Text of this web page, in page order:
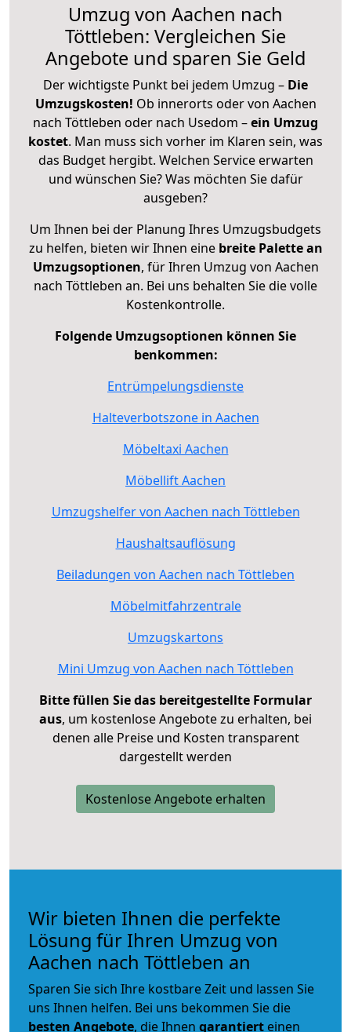
Umzug von Aachen nach
Töttleben: Vergleichen Sie
Angebote und sparen Sie Geld
Der wichtigste Punkt bei jedem Umzug – Die
Umzugskosten! Ob innerorts oder von Aachen
nach Töttleben oder nach Usedom –ein Umzug
kostet. Man muss sich vorher im Klaren sein, was
das Budget hergibt. Welchen Service erwarten
und wünschen Sie? Was möchten Sie dafür
ausgeben?
Um Ihnen bei der Planung Ihres Umzugsbudgets
zu helfen, bieten wir Ihnen eine breite Palette an
Umzugsoptionen, für Ihren Umzug von Aachen
nach Töttleben an. Bei uns behalten Sie die volle
Kostenkontrolle.
Folgende Umzugsoptionen können Sie
benkommen:
Entrümpelungsdienste
Halteverbotszone in Aachen
Möbeltaxi Aachen
Möbellift Aachen
Umzugshelfer von Aachen nach Töttleben
Haushaltsauflösung
Beiladungen von Aachen nach Töttleben
Möbelmitfahrzentrale
Umzugskartons
Mini Umzug von Aachen nach Töttleben
Bitte füllen Sie das bereitgestellte Formular
aus, um kostenlose Angebote zu erhalten, bei
denen alle Preise und Kosten transparent
dargestellt werden
Kostenlose Angebote erhalten
Wir bieten Ihnen die perfekte
Lösung für Ihren Umzug von
Aachen nach Töttleben an
Sparen Sie sich Ihre kostbare Zeit und lassen Sie
uns Ihnen helfen. Bei uns bekommen Sie die
besten Angebote, die Ihnen garantiert einen